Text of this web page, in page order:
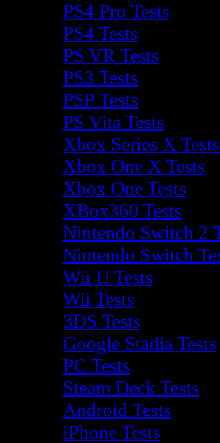
PS4 Pro Tests
PS4 Tests
PS VR Tests
PS3 Tests
PSP Tests
PS Vita Tests
Xbox Series X Tests
Xbox One X Tests
Xbox One Tests
XBox360 Tests
Nintendo Switch 2
Nintendo Switch
Wii U Tests
Wii Tests
3DS Tests
Google Stadia Tests
PC Tests
Steam Deck Tests
Android Tests
iPhone Tests